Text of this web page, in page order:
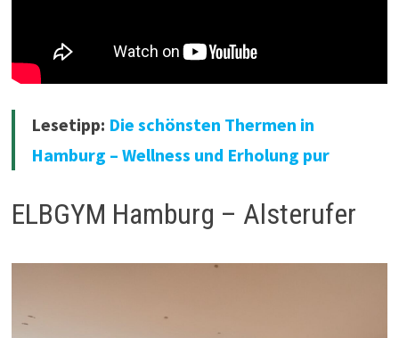
Lesetipp: Die schönsten Thermen in
Hamburg – Wellness und Erholung pur
ELBGYM Hamburg – Alsterufer